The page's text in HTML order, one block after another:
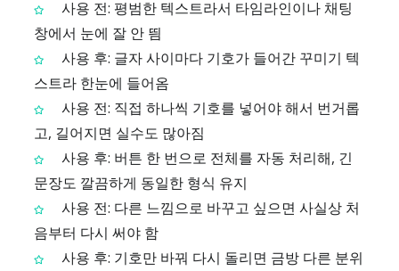
사용 전: 평범한 텍스트라서 타임라인이나 채팅
창에서 눈에 잘 안 띔
사용 후: 글자 사이마다 기호가 들어간 꾸미기 텍
스트라 한눈에 들어옴
사용 전: 직접 하나씩 기호를 넣어야 해서 번거롭
고, 길어지면 실수도 많아짐
사용 후: 버튼 한 번으로 전체를 자동 처리해, 긴
문장도 깔끔하게 동일한 형식 유지
사용 전: 다른 느낌으로 바꾸고 싶으면 사실상 처
음부터 다시 써야 함
사용 후: 기호만 바꿔 다시 돌리면 금방 다른 분위